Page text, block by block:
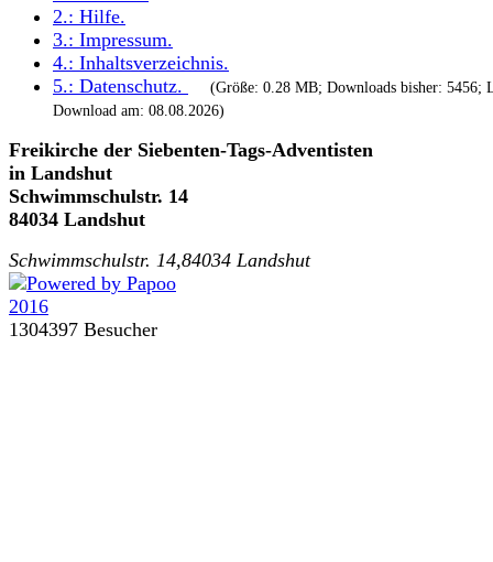
2.: Hilfe.
3.: Impressum.
4.: Inhaltsverzeichnis.
5.: Datenschutz.
(Größe: 0.28 MB; Downloads bisher: 5456;
Download am: 08.08.2026)
Freikirche der Siebenten-Tags-Adventisten
in Landshut
Schwimmschulstr. 14
84034 Landshut
Schwimmschulstr. 14,84034 Landshut
1304397 Besucher